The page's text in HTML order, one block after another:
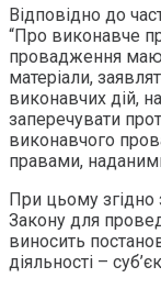
Відповідно до
“Про виконавче
провадження
матеріали,
виконавчих дій,
заперечувати
виконавчого
правами,
При цьому
Закону для
виносить
діяльності –